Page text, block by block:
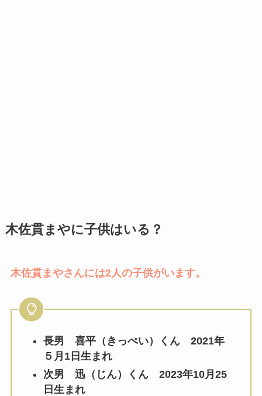
木佐貫まやに子供はいる？
木佐貫まやさんには2人の子供がいます。
長男 喜平（きっぺい）くん 2021年
５月1日生まれ
次男 迅（じん）くん 2023年10月25
日生まれ